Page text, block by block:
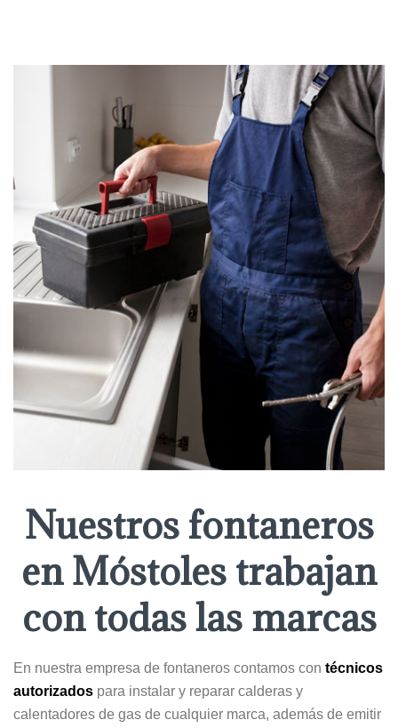
Nuestros fontaneros
en Móstoles trabajan
con todas las marcas
En nuestra empresa de fontaneros contamos con técnicos
autorizados para instalar y reparar calderas y
calentadores de gas de cualquier marca, además de emitir